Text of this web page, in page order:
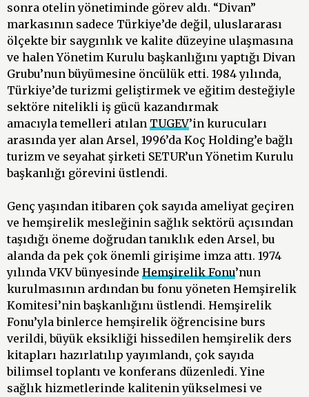
sonra otelin yönetiminde görev aldı. “Divan”
markasının sadece Türkiye’de değil, uluslararası
ölçekte bir saygınlık ve kalite düzeyine ulaşmasına
ve halen Yönetim Kurulu başkanlığını yaptığı Divan
Grubu’nun büyümesine öncülük etti. 1984 yılında,
Türkiye’de turizmi geliştirmek ve eğitim desteğiyle
sektöre nitelikli iş gücü kazandırmak
amacıyla temelleri atılan TUGEV’in kurucuları
arasında yer alan Arsel, 1996’da Koç Holding’e bağlı
turizm ve seyahat şirketi SETUR’un Yönetim Kurulu
başkanlığı görevini üstlendi.
Genç yaşından itibaren çok sayıda ameliyat geçiren
ve hemşirelik mesleğinin sağlık sektörü açısından
taşıdığı öneme doğrudan tanıklık eden Arsel, bu
alanda da pek çok önemli girişime imza attı. 1974
yılında VKV bünyesinde Hemşirelik Fonu’nun
kurulmasının ardından bu fonu yöneten Hemşirelik
Komitesi’nin başkanlığını üstlendi. Hemşirelik
Fonu’yla binlerce hemşirelik öğrencisine burs
verildi, büyük eksikliği hissedilen hemşirelik ders
kitapları hazırlatılıp yayımlandı, çok sayıda
bilimsel toplantı ve konferans düzenledi. Yine
sağlık hizmetlerinde kalitenin yükselmesi ve